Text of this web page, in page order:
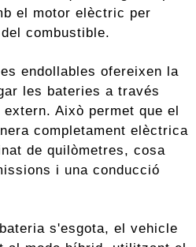
el motor elèctric per
combustible.
endollables ofereixen la
les bateries a través
Això permet que el
completament elèctrica
de quilòmetres, cosa
i una conducció
s'esgota, el vehicle